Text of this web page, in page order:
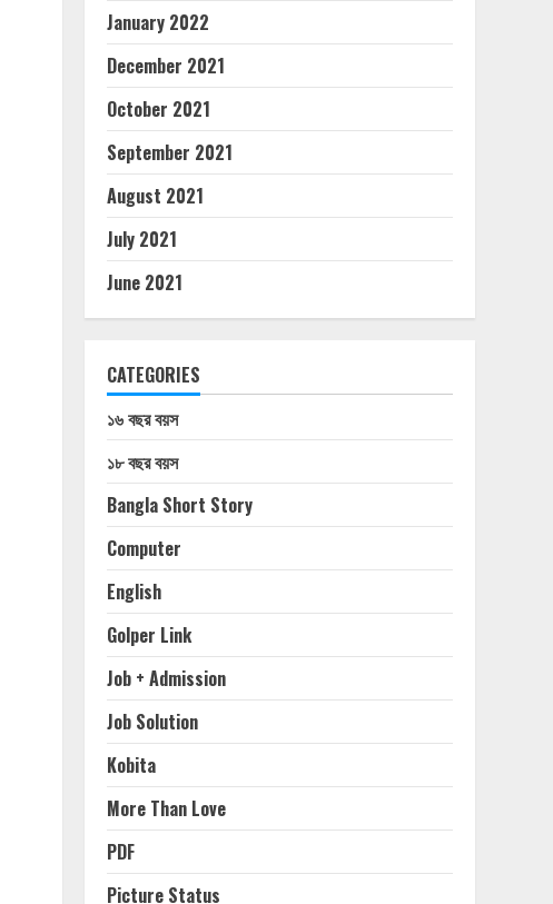
January 2022
December 2021
October 2021
September 2021
August 2021
July 2021
June 2021
CATEGORIES
১৬ বছর বয়স
১৮ বছর বয়স
Bangla Short Story
Computer
English
Golper Link
Job + Admission
Job Solution
Kobita
More Than Love
PDF
Picture Status